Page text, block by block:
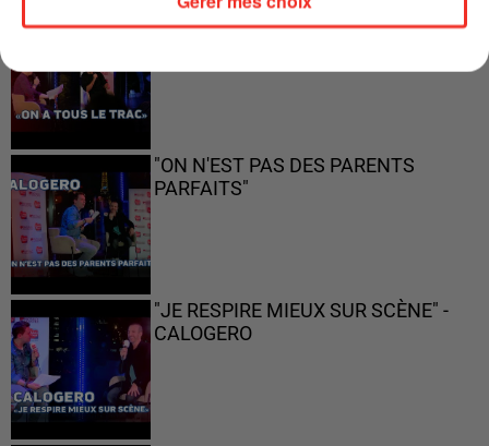
"ON A TOUS LE TRAC"
"ON N'EST PAS DES PARENTS
PARFAITS"
"JE RESPIRE MIEUX SUR SCÈNE" -
CALOGERO